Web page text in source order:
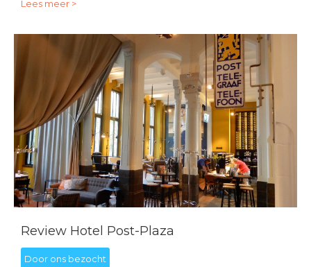
Lees meer >
Review Hotel Post-Plaza
Door ons bezocht